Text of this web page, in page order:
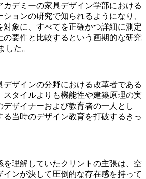
カデミーの家具デザイン学部における
ョンの研究で知られるようになり、
対象に、すべてを正確かつ詳細に測定
の要件と比較するという画期的な研究
した。
ザインの分野における改革者である
スタイルよりも機能性や建築原理の実
ザイナーおよび教育者の一人とし
当時のデザイン教育を打破するきっ
を理解していたクリントの主張は、空
インが決して圧倒的な存在感を持って